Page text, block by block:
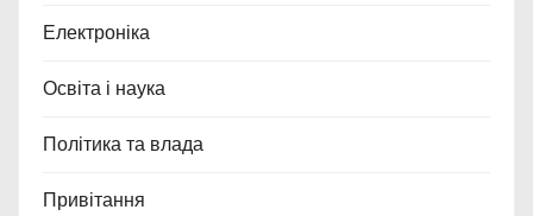
Електроніка
Освіта і наука
Політика та влада
Привітання